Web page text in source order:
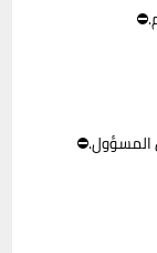
المسؤول.⛔